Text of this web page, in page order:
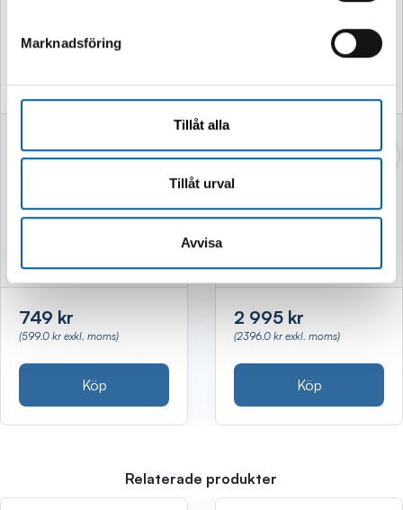
Marknadsföring
Tillåt alla
Tillåt urval
Avvisa
749 kr
(599.0 kr exkl. moms)
Köp
52CM MED STATIV
2 995 kr
(2396.0 kr exkl. moms)
Köp
Relaterade produkter